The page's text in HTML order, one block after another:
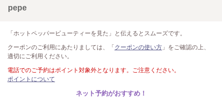
pepe
「ホットペッパービューティーを見た」と伝えるとスムーズです。
クーポンのご利用にあたりましては、「 クーポンの使い方 」をご確認の上、
適切にご利用ください。
電話でのご予約はポイント対象外となります。ご注意ください。
ポイントについて
ネット予約がおすすめ！